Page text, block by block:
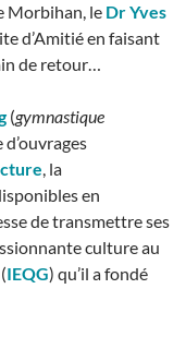
Morbihan, le Dr Yves
d’Amitié en faisant
de retour…
(gymnastique
, la
en
de transmettre ses
culture au
(IEQG) qu’il a fondé